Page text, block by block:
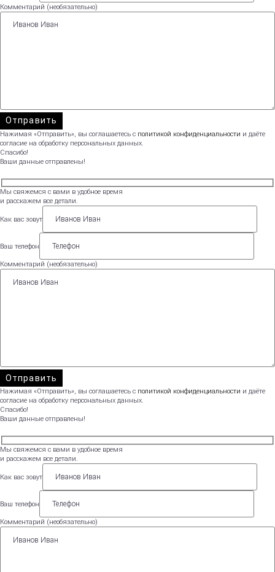
Комментарий (необязательно)
Нажимая «Отправить», вы соглашаетесь с политикой конфиденциальности и даёте
согласие на обработку персональных данных.
Спасибо!
Ваши данные отправлены!
Мы свяжемся с вами в удобное время
и расскажем все детали.
Как вас зовут
Ваш телефон
Комментарий (необязательно)
Нажимая «Отправить», вы соглашаетесь с политикой конфиденциальности и даёте
согласие на обработку персональных данных.
Спасибо!
Ваши данные отправлены!
Мы свяжемся с вами в удобное время
и расскажем все детали.
Как вас зовут
Ваш телефон
Комментарий (необязательно)